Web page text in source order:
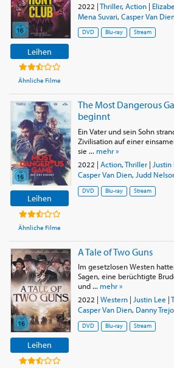
Leihen
Ähnliche Filme
2022 |Thriller, Action|
Mena Suvari, Casper Van
DVD Blu-ray Stream
Leihen
Ähnliche Filme
The Most Dangerous
beginnt
Ein Vater und sein Sohn
Zivilisation auf einer
sie ... mehr »
2022 | Action,Thriller| Justin
Casper Van Dien, Judd
DVD Blu-ray Stream
Leihen
A Tale of Two Guns
Im gesetzlosen Westen
Sagen, eine berüchtigte
und ... mehr »
2022 | Western| Justin Lee |
Casper Van Dien, Danny Trejo
DVD Blu-ray Stream